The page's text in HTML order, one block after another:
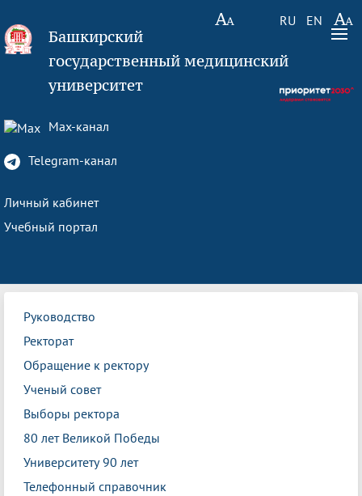
RU EN
Башкирский
государственный медицинский
университет
Max-канал
Telegram-канал
Личный кабинет
Учебный портал
Руководство
Ректорат
Обращение к ректору
Ученый совет
Выборы ректора
80 лет Великой Победы
Университету 90 лет
Телефонный справочник